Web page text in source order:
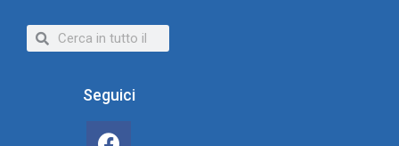
Seguici